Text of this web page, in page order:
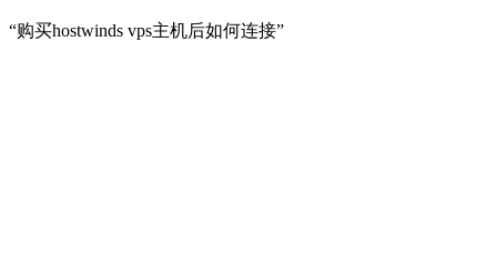
“购买hostwinds vps主机后如何连接”